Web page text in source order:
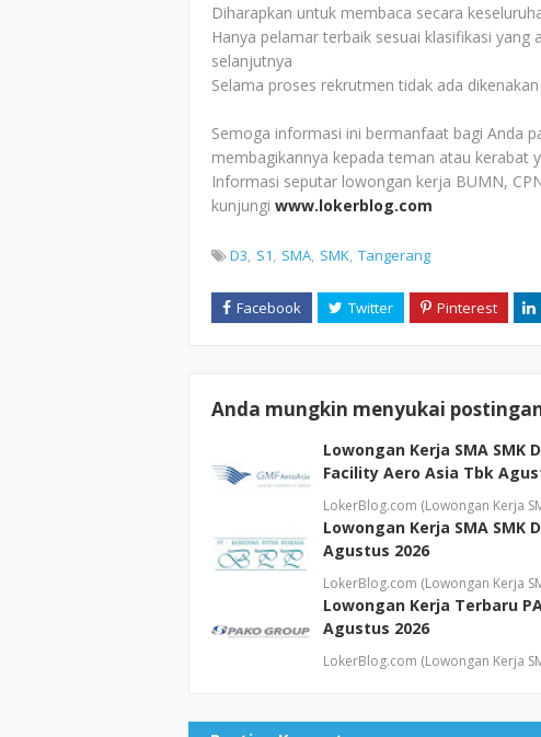
Diharapkan untuk membaca secara
Hanya pelamar terbaik sesuai klasifikasi
selanjutnya
Selama proses rekrutmen tidak ada
Semoga informasi ini bermanfaat bagi Anda
membagikannya kepada teman atau kerabat
Informasi seputar lowongan kerja BUMN,
kunjungi www.lokerblog.com
D3 S1 SMA SMK Tangerang
Anda mungkin menyukai
Lowongan Kerja SMA SMK
Facility Aero Asia Tbk
LokerBlog.com (Lowongan Kerja
Lowongan Kerja SMA SMK
Agustus 2026
LokerBlog.com (Lowongan Kerja
Lowongan Kerja Terbaru
Agustus 2026
LokerBlog.com (Lowongan Kerja